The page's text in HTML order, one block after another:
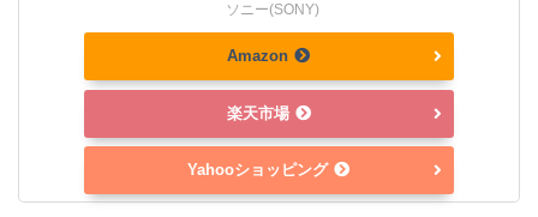
ソニー(SONY)
Amazon
楽天市場
Yahooショッピング